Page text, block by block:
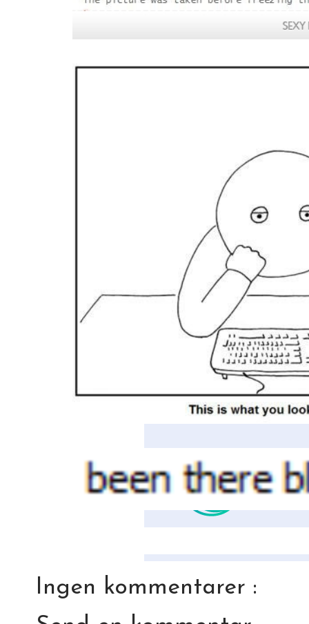
Ingen kommentarer :